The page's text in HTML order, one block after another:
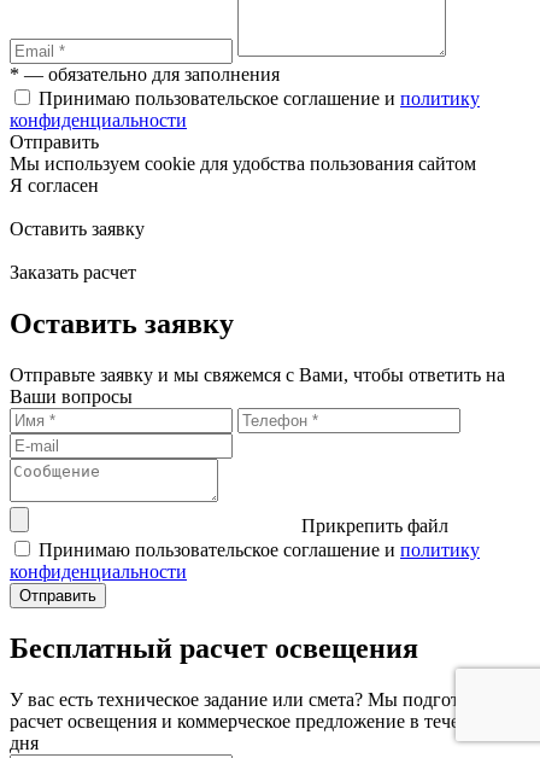
* — обязательно для заполнения
Принимаю пользовательское соглашение и политику
конфиденциальности
Отправить
Мы используем cookie для удобства пользования сайтом
Я согласен
Оставить заявку
Заказать расчет
Оставить заявку
Отправьте заявку и мы свяжемся с Вами, чтобы ответить на
Ваши вопросы
Прикрепить файл
Принимаю пользовательское соглашение и политику
конфиденциальности
Бесплатный расчет освещения
У вас есть техническое задание или смета? Мы подготовим
расчет освещения и коммерческое предложение в течение 1
дня